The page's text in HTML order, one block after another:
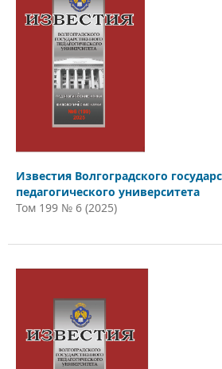
Известия Волгоградского
педагогического университета
Том 199 № 6 (2025)